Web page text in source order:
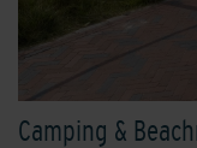
Camping &